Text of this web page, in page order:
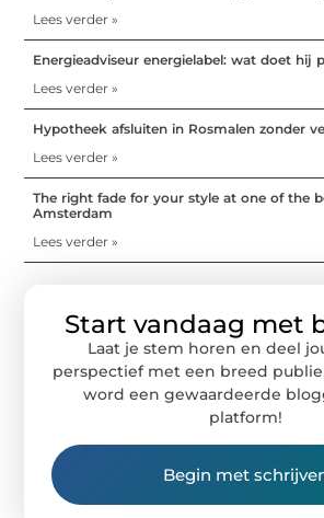
Lees verder »
Energieadviseur energielabel: wat doet hij
Lees verder »
Hypotheek afsluiten in Rosmalen zonder
Lees verder »
The right fade for your style at one of the
Amsterdam
Lees verder »
Start vandaag met
Laat je stem horen en deel
perspectief met een breed
word een gewaardeerde
platform!
Begin met